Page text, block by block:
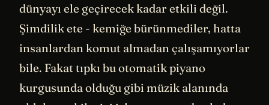
dünyayı ele geçirecek kadar etkili değil.
Şimdilik ete - kemiğe bürünmediler, hatta
insanlardan komut almadan çalışamıyorlar
bile. Fakat tıpkı bu otomatik piyano
kurgusunda olduğu gibi müzik alanında